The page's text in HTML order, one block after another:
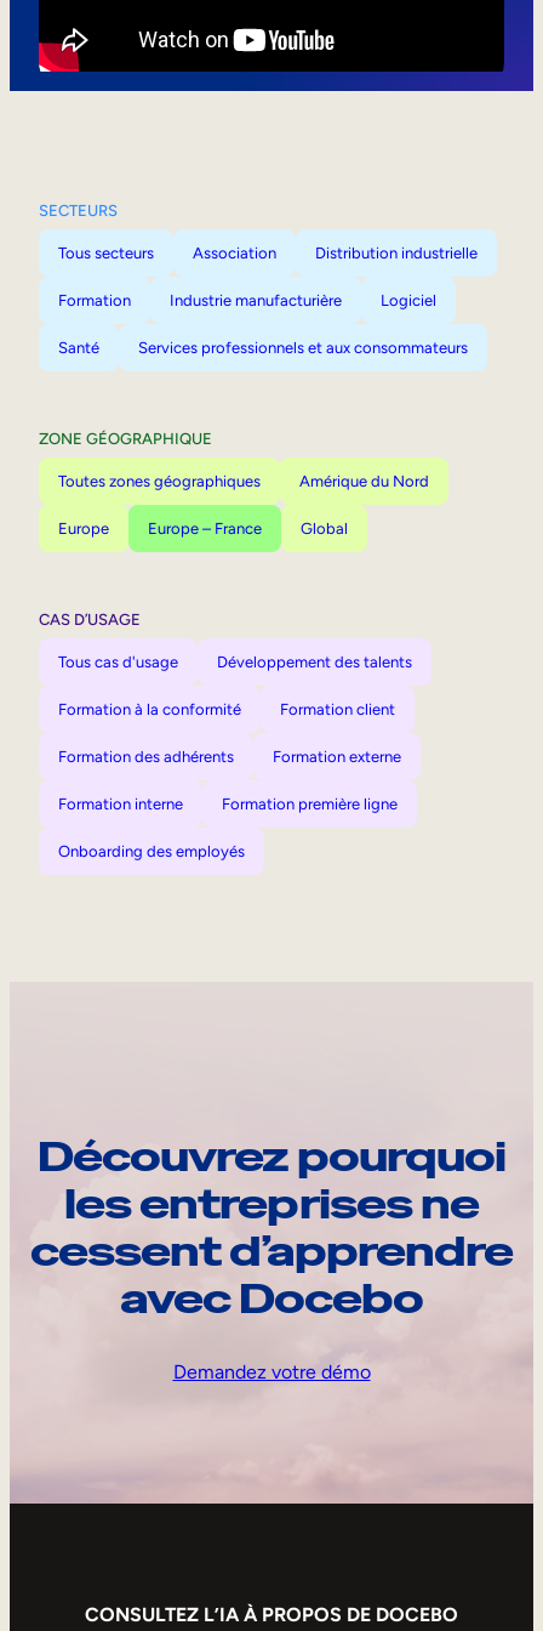
SECTEURS
Tous secteurs Association Distribution industrielle
Formation Industrie manufacturière Logiciel
Santé Services professionnels et aux consommateurs
ZONE GÉOGRAPHIQUE
Toutes zones géographiques Amérique du Nord
Europe Europe – France Global
CAS D’USAGE
Tous cas d'usage Développement des talents
Formation à la conformité Formation client
Formation des adhérents Formation externe
Formation interne Formation première ligne
Onboarding des employés
Découvrez pourquoi
les entreprises ne
cessent d’apprendre
avec Docebo
Demandez votre démo
CONSULTEZ L’IA À PROPOS DE DOCEBO